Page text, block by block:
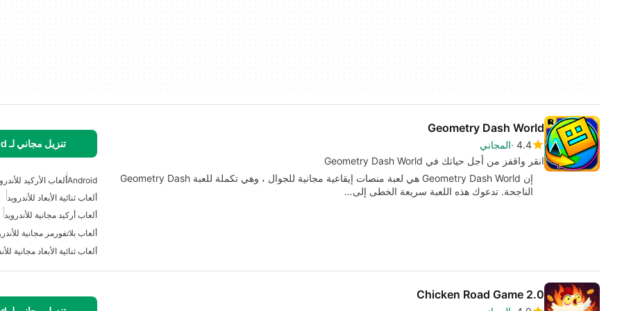
Geometry Dash World
4.4 المجاني
انقر واقفز من أجل حياتك في Geometry Dash World
تنزيل مجاني لـ Android
إن Geometry Dash World هي لعبة منصات إيقاعية مجانية للجوال ، وهي تكملة للعبة Geometry Dash
الناجحة. تدعوك هذه اللعبة سريعة الخطى إلى…
Androidألعاب الأركيد
ألعاب ثنائية الأبعاد للأندرويد
ألعاب أركيد مجانية للأندرويد
ألعاب بلاتفورمر مجانية
ألعاب ثنائية الأبعاد مجانية
Chicken Road Game 2.0